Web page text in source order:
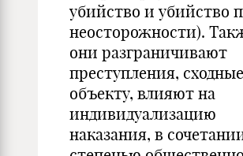
убийство и убийство
неосторожности).
они разграничивают
преступления,
объекту, влияют на
индивидуализацию
наказания, в